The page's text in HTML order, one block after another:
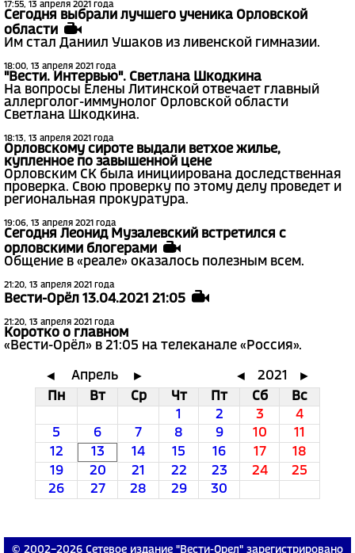
17:55, 13 апреля 2021 года
Сегодня выбрали лучшего ученика Орловской
области
Им стал Даниил Ушаков из ливенской гимназии.
18:00, 13 апреля 2021 года
"Вести. Интервью". Светлана Шкодкина
На вопросы Елены Литинской отвечает главный
аллерголог-иммунолог Орловской области
Светлана Шкодкина.
18:13, 13 апреля 2021 года
Орловскому сироте выдали ветхое жилье,
купленное по завышенной цене
Орловским СК была инициирована доследственная
проверка. Свою проверку по этому делу проведет и
региональная прокуратура.
19:06, 13 апреля 2021 года
Сегодня Леонид Музалевский встретился с
орловскими блогерами
Общение в «реале» оказалось полезным всем.
21:20, 13 апреля 2021 года
Вести-Орёл 13.04.2021 21:05
21:20, 13 апреля 2021 года
Коротко о главном
«Вести-Орёл» в 21:05 на телеканале «Россия».
◄ Апрель ► ◄ 2021
►
Пн
Вт Ср Чт Пт Сб
Вс
1
2 3
4
5
6 7 8 9 10
11
12
13 14 15 16 17
18
19
20 21 22 23 24
25
26
27 28 29 30
© 2002−2026 Сетевое издание "Вести-Орел" зарегистрировано